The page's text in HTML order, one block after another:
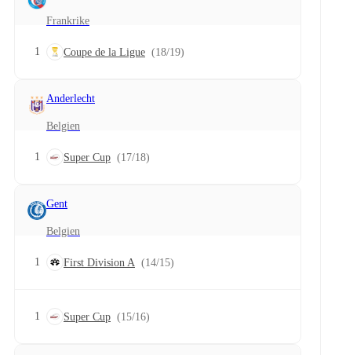
Frankrike
1 Coupe de la Ligue (18/19)
Anderlecht
Belgien
1 Super Cup (17/18)
Gent
Belgien
1 First Division A (14/15)
1 Super Cup (15/16)